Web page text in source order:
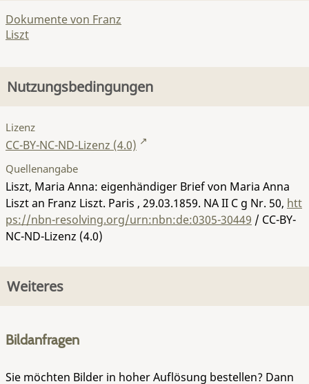
Dokumente von Franz
Liszt
Nutzungsbedingungen
Lizenz
CC-BY-NC-ND-Lizenz (4.0)
Quellenangabe
Liszt, Maria Anna: eigenhändiger Brief von Maria Anna
Liszt an Franz Liszt. Paris , 29.03.1859. NA II C g Nr. 50, htt
ps://nbn-resolving.org/urn:nbn:de:0305-30449 / CC-BY-
NC-ND-Lizenz (4.0)
Weiteres
Bildanfragen
Sie möchten Bilder in hoher Auflösung bestellen? Dann